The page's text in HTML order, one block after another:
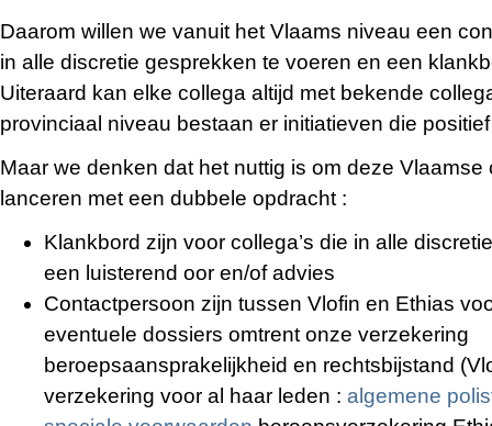
Daarom willen we vanuit het Vlaams niveau een
in alle discretie gesprekken te voeren en een
Uiteraard kan elke collega altijd met bekende
provinciaal niveau bestaan er initiatieven die
Maar we denken dat het nuttig is om deze
lanceren met een dubbele opdracht :
Klankbord zijn voor collega’s die in alle
een luisterend oor en/of advies
Contactpersoon zijn tussen Vlofin en Ethias
eventuele dossiers omtrent onze verzekering
beroepsaansprakelijkheid en rechtsbijstand
verzekering voor al haar leden : algemene